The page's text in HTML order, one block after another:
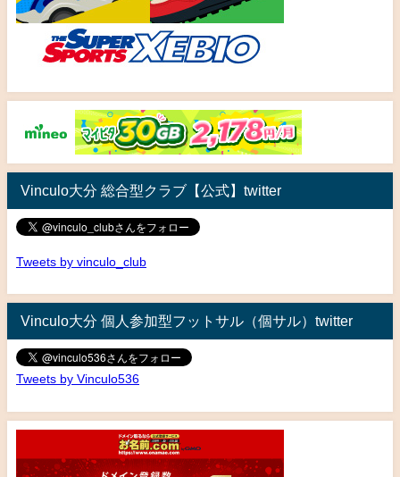
Vinculo大分 総合型クラブ【公式】twitter
Tweets by vinculo_club
Vinculo大分 個人参加型フットサル（個サル）twitter
Tweets by Vinculo536